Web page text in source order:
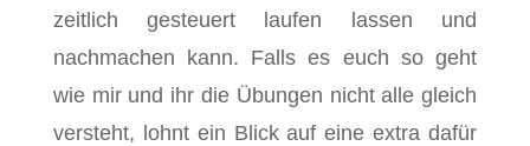
zeitlich gesteuert laufen lassen und
nachmachen kann. Falls es euch so geht
wie mir und ihr die Übungen nicht alle gleich
versteht, lohnt ein Blick auf eine extra dafür